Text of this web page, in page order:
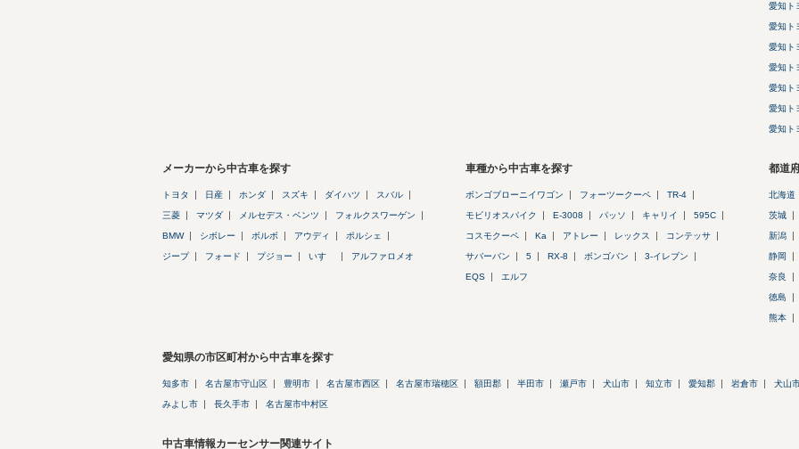
愛知ト
愛知ト
愛知ト
愛知ト
愛知ト
愛知ト
愛知ト
メーカーから中古車を探す
トヨタ 日産 ホンダ スズキ ダイハツ スバル
三菱 マツダ メルセデス・ベンツ フォルクスワーゲン
BMW シボレー ボルボ アウディ ポルシェ
ジープ フォード プジョー いすゞ アルファロメオ
車種から中古車を探す
ボンゴブローニイワゴン フォーツークーペ TR-4
モビリオスパイク E-3008 パッソ キャリイ 595C
コスモクーペ Ka アトレー レックス コンテッサ
サバーバン 5 RX-8 ボンゴバン 3-イレブン
EQS エルフ
都道
北海道
茨城
新潟
静岡
奈良
徳島
熊本
愛知県の市区町村から中古車を探す
知多市 名古屋市守山区 豊明市 名古屋市西区 名古屋市瑞穂区 額田郡 半田市 瀬戸市 犬山市 知立市 愛知郡 岩倉市 犬山
みよし市 長久手市 名古屋市中村区
中古車情報カーセンサー関連サイト